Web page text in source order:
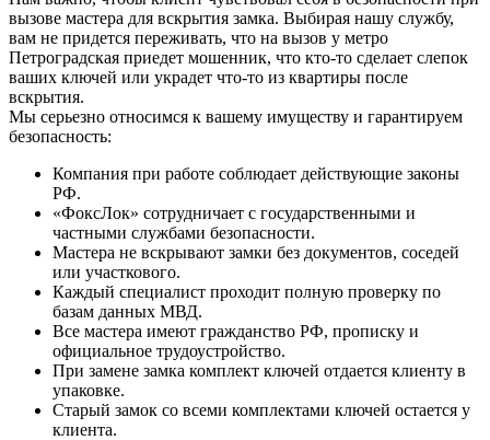
вызове мастера для вскрытия замка. Выбирая нашу службу,
вам не придется переживать, что на вызов у метро
Петроградская приедет мошенник, что кто-то сделает слепок
ваших ключей или украдет что-то из квартиры после
вскрытия.
Мы серьезно относимся к вашему имуществу и гарантируем
безопасность:
Компания при работе соблюдает действующие законы
РФ.
«ФоксЛок» сотрудничает с государственными и
частными службами безопасности.
Мастера не вскрывают замки без документов, соседей
или участкового.
Каждый специалист проходит полную проверку по
базам данных МВД.
Все мастера имеют гражданство РФ, прописку и
официальное трудоустройство.
При замене замка комплект ключей отдается клиенту в
упаковке.
Старый замок со всеми комплектами ключей остается у
клиента.